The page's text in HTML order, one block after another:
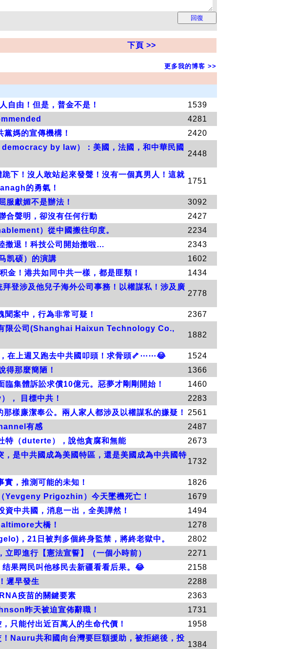
下頁 >>
更多我的博客 >>
由！但是，普金不是！
1539
4281
媽的宣傳機構！
2420
by law）：美國，法國，和中華民國
2448
下！沒人敢站起來發聲！沒有一個真男人！這就
的勇氣！
1751
獻媚不是辦法！
3092
合聲明，卻沒有任何行動
2427
）從中國搬往印度。
2234
退！科技公司開始撤啦…
2343
凯硕）的演講
1602
！港共如同中共一樣，都是匪類！
1434
登涉及他兒子海外公司事務！以權謀私！涉及廣
2778
案中，行為非常可疑！
2367
有限公司(Shanghai Haixun Technology Co.,
1882
在上週又跑去中共國叩頭！求骨頭🦴⋯⋯😂
1524
那麼簡陋！
1366
集體訴訟求償10億元。惡夢才剛剛開始！
1460
， 目標中共！
2283
廉潔奉公。兩人家人都涉及以權謀私的嫌疑！
2561
有感
2487
特（duterte），說他貪腐和無能
2673
是中共國成為美國特區，還是美國成為中共國特
1732
，推測可能的未知！
1826
Yevgeny Prigozhin）今天墜機死亡！
1679
中共國，消息一出，全美譁然！
1494
大橋！
1278
，21日被判多個終身監禁，將終老獄中。
2802
即進行【憲法宣誓】（一個小時前）
2271
果网民叫他移民去新疆看看后果。😂
2158
遲早發生
2288
疫苗的關鍵要素
2363
昨天被迫宣佈辭職！
1731
只能付出近百萬人的生命代價！
1958
Nauru共和國向台灣要巨額援助，被拒絕後，投
1384